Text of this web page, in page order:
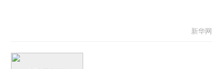
新华网